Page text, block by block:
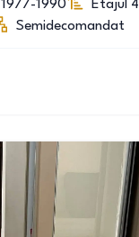
1977-1990 Etajul 4
Semidecomandat